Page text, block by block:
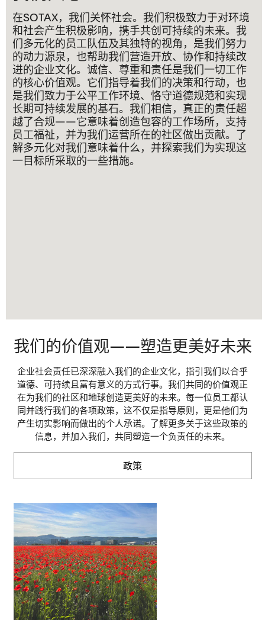
在SOTAX，我们关怀社会。我们积极致力于对环境
和社会产生积极影响，携手共创可持续的未来。我
们多元化的员工队伍及其独特的视角，是我们努力
的动力源泉，也帮助我们营造开放、协作和持续改
进的企业文化。诚信、尊重和责任是我们一切工作
的核心价值观。它们指导着我们的决策和行动，也
是我们致力于公平工作环境、恪守道德规范和实现
长期可持续发展的基石。我们相信，真正的责任超
越了合规——它意味着创造包容的工作场所，支持
员工福祉，并为我们运营所在的社区做出贡献。了
解多元化对我们意味着什么，并探索我们为实现这
一目标所采取的一些措施。
我们的价值观——塑造更美好未来
企业社会责任已深深融入我们的企业文化，指引我们以合乎
道德、可持续且富有意义的方式行事。我们共同的价值观正
在为我们的社区和地球创造更美好的未来。每一位员工都认
同并践行我们的各项政策，这不仅是指导原则，更是他们为
产生切实影响而做出的个人承诺。了解更多关于这些政策的
信息，并加入我们，共同塑造一个负责任的未来。
政策